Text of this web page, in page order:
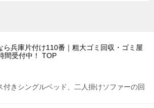
ら兵庫片付け110番｜粗大ゴミ回収・ゴミ屋
間受付中！
TOP
付きシングルベッド、二人掛けソファーの回